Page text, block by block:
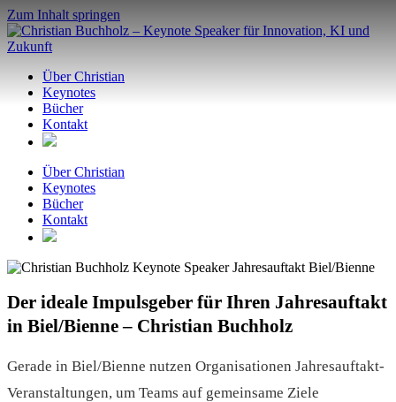
Zum Inhalt springen
Über Christian
Keynotes
Bücher
Kontakt
Über Christian
Keynotes
Bücher
Kontakt
Der ideale Impulsgeber für Ihren Jahresauftakt
in Biel/Bienne – Christian Buchholz
Gerade in Biel/Bienne nutzen Organisationen Jahresauftakt-
Veranstaltungen, um Teams auf gemeinsame Ziele